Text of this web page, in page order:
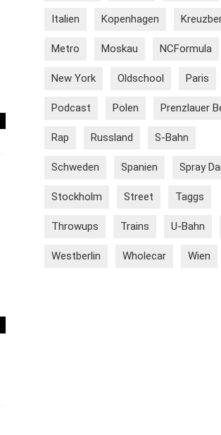
Italien Kopenhagen
Metro Moskau NCFormula
New York Oldschool Paris
Podcast Polen Prenzlauer
Rap Russland S-Bahn
Schweden Spanien Spray
Stockholm Street Taggs
Throwups Trains U-Bahn
Westberlin Wholecar Wien